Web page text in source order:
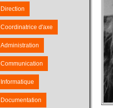
Direction
Coordinatrice d'axe
Administration
Communication
Informatique
Documentation